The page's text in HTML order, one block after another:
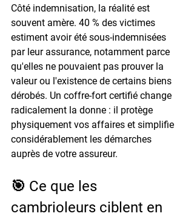
Côté indemnisation, la réalité est
souvent amère. 40 % des victimes
estiment avoir été sous-indemnisées
par leur assurance, notamment parce
qu'elles ne pouvaient pas prouver la
valeur ou l'existence de certains biens
dérobés. Un coffre-fort certifié change
radicalement la donne : il protège
physiquement vos affaires et simplifie
considérablement les démarches
auprès de votre assureur.
🎯 Ce que les
cambrioleurs ciblent en